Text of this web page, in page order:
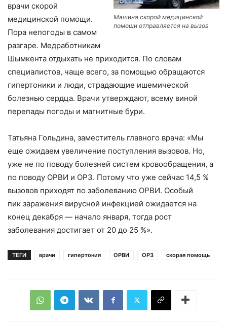
Машина скорой медицинской
помощи отправляется на вызов
врачи скорой
медицинской помощи.
Пора непогоды в самом
разгаре. Медработникам
Шымкента отдыхать не приходится. По словам
специалистов, чаще всего, за помощью обращаются
гипертоники и люди, страдающие ишемической
болезнью сердца. Врачи утверждают, всему виной
перепады погоды и магнитные бури.
Татьяна Гольдина, заместитель главного врача: «Мы
еще ожидаем увеличение поступления вызовов. Но,
уже не по поводу болезней систем кровообращения, а
по поводу ОРВИ и ОРЗ. Потому что уже сейчас 14,5 %
вызовов приходят по заболеванию ОРВИ. Особый
пик заражения вирусной инфекцией ожидается на
конец декабря — начало января, тогда рост
заболевания достигает от 20 до 25 %».
ТЕГИ врачи гипертония ОРВИ ОРЗ скорая помощь